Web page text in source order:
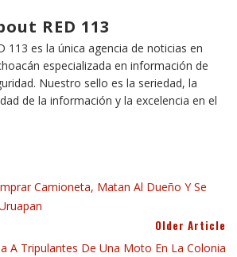
RED 113
113 es la única agencia de noticias en
especializada en información de
Nuestro sello es la seriedad, la
de la información y la excelencia en el
Camioneta, Matan Al Dueño Y Se
Older Article
A Tripulantes De Una Moto En La Colonia